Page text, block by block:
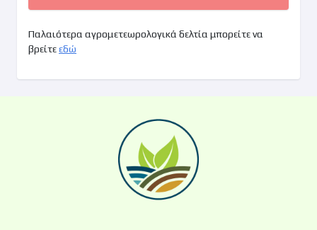
Παλαιότερα αγρομετεωρολογικά δελτία μπορείτε να
βρείτεεδώ